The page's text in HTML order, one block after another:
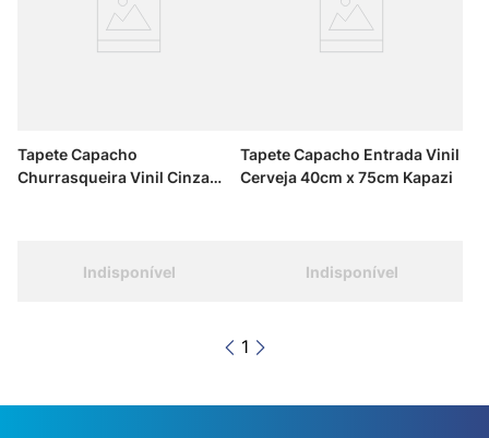
Tapete Capacho
Churrasqueira Vinil Cinza
Indisponível
Tapete Capacho Entrada Vinil
Cerveja 40cm x 75cm Kapazi
Indisponível
1